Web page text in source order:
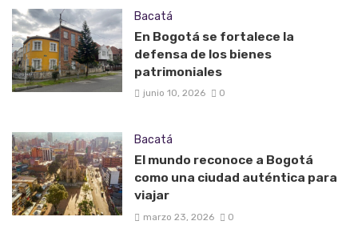
Bacatá
En Bogotá se fortalece la
defensa de los bienes
patrimoniales
junio 10, 2026 0
Bacatá
El mundo reconoce a Bogotá
como una ciudad auténtica para
viajar
marzo 23, 2026 0